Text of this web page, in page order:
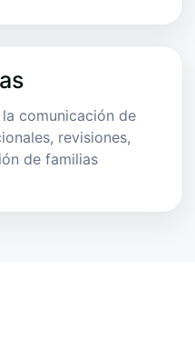
comunicación de
revisiones,
de familias